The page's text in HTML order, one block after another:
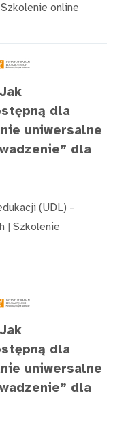
Szkolenie online
dla
uniwersalne
dla
(UDL) –
| Szkolenie
dla
uniwersalne
dla